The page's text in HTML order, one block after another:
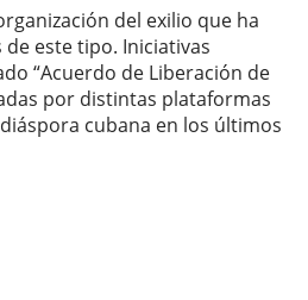
del exilio que ha
este tipo. Iniciativas
“Acuerdo de Liberación de
por distintas plataformas
cubana en los últimos